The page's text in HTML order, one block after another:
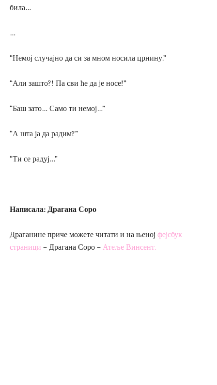
била…
…
“Немој случајно да си за мном носила црнину.”
“Али зашто?! Па сви ће да је носе!”
“Баш зато… Само ти немој…”
“А шта ја да радим?”
“Ти се радуј…”
Написала: Драгана Соро
Драганине приче можете читати и на њеној фeјсбук
страници – Драгана Соро – Атеље Винсент.